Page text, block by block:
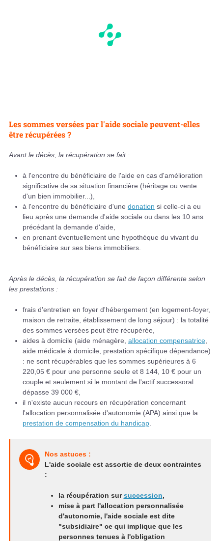
Les sommes versées par l'aide sociale peuvent-elles
être récupérées ?
Avant le décès, la récupération se fait :
à l'encontre du bénéficiaire de l'aide en cas d'amélioration
significative de sa situation financière (héritage ou vente
d'un bien immobilier...),
à l'encontre du bénéficiaire d'une donation si celle-ci a eu
lieu après une demande d'aide sociale ou dans les 10 ans
précédant la demande d'aide,
en prenant éventuellement une hypothèque du vivant du
bénéficiaire sur ses biens immobiliers.
Après le décès, la récupération se fait de façon différente selon
les prestations :
frais d'entretien en foyer d'hébergement (en logement-foyer,
maison de retraite, établissement de long séjour) : la totalité
des sommes versées peut être récupérée,
aides à domicile (aide ménagère, allocation compensatrice
aide médicale à domicile, prestation spécifique dépendance)
: ne sont récupérables que les sommes supérieures à 6
220,05 € pour une personne seule et 8 144, 10 € pour un
couple et seulement si le montant de l'actif successoral
dépasse 39 000 €,
il n'existe aucun recours en récupération concernant
l'allocation personnalisée d'autonomie (APA) ainsi que la
prestation de compensation du handicap
Nos astuces :
L'aide sociale est assortie de deux contraintes
:
la récupération sursuccession,
mise à part l'allocation personnalisée
d'autonomie, l'aide sociale est dite
"subsidiaire" ce qui implique que les
personnes tenues à l'obligation